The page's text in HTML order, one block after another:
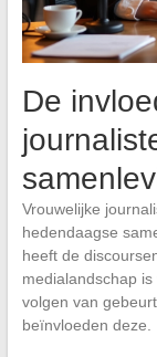
De
Vrouwelijke
hedendaagse
heeft de
medialandschap
volgen van
beïnvloeden deze.